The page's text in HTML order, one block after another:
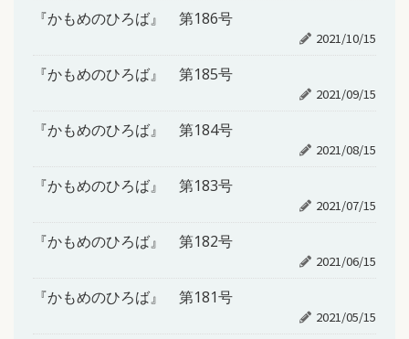
『かもめのひろば』 第186号
2021/10/15
『かもめのひろば』 第185号
2021/09/15
『かもめのひろば』 第184号
2021/08/15
『かもめのひろば』 第183号
2021/07/15
『かもめのひろば』 第182号
2021/06/15
『かもめのひろば』 第181号
2021/05/15